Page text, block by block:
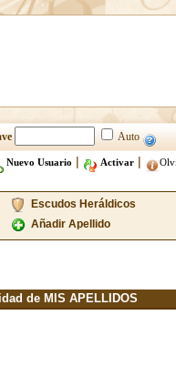
Auto
Nuevo Usuario | Activar|
Escudos Heráldicos
Añadir Apellido
de MIS APELLIDOS